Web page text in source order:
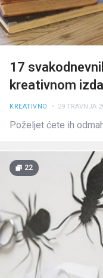
17
kreativnom
KREATIVNO • 29 TRAVNJA
Poželjet ćete ih
22